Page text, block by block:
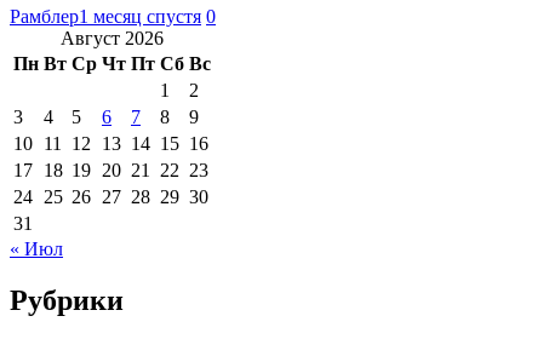
Рамблер1 месяц спустя 0
Август 2026
Пн Вт Ср Чт Пт Сб Вс
1
2
3
4 5 6 7 8
9
10 11 12 13 14 15 16
17 18 19 20 21 22 23
24 25 26 27 28 29 30
31
« Июл
Рубрики